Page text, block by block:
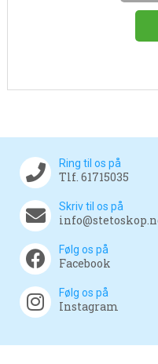
Ring til os på
Tlf. 61715035
Skriv til os på
Følg os på
Facebook
Følg os på
Instagram